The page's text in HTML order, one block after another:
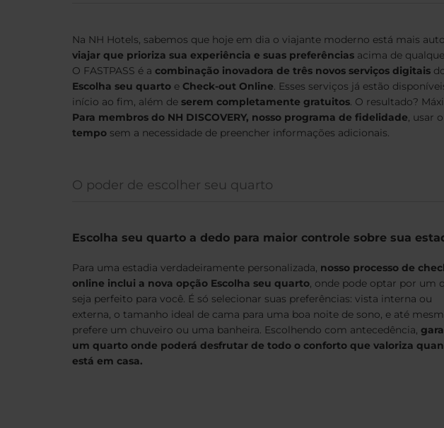
Na NH Hotels, sabemos que hoje em dia o viajante moderno está mais
viajar que prioriza sua experiência e suas preferências acima de
O FASTPASS é a combinação inovadora de três novos serviços digitais
Escolha seu quarto e Check-out Online. Esses serviços já estão
início ao fim, além de serem completamente gratuitos. O resultado?
Para membros do NH DISCOVERY, nosso programa de fidelidade, usar
tempo sem a necessidade de preencher informações adicionais.
O poder de escolher seu quarto
Escolha seu quarto a dedo para maior controle sobre sua
Para uma estadia verdadeiramente personalizada, nosso processo de
online inclui a nova opção Escolha seu quarto, onde pode optar por um
seja perfeito para você. É só selecionar suas preferências: vista interna ou
externa, o tamanho ideal de cama para uma boa noite de sono, e até
prefere um chuveiro ou uma banheira. Escolhendo com antecedência,
um quarto onde poderá desfrutar de todo o conforto que valoriza
está em casa.